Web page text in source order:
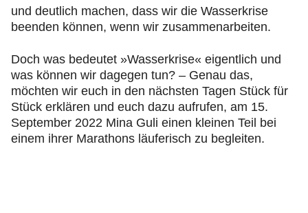
und deutlich machen, dass wir die Wasserkrise
beenden können, wenn wir zusammenarbeiten.
Doch was bedeutet »Wasserkrise« eigentlich und
was können wir dagegen tun? – Genau das,
möchten wir euch in den nächsten Tagen Stück für
Stück erklären und euch dazu aufrufen, am 15.
September 2022 Mina Guli einen kleinen Teil bei
einem ihrer Marathons läuferisch zu begleiten.